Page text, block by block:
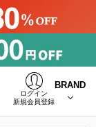
ログイン
新規会員登録
BRAND